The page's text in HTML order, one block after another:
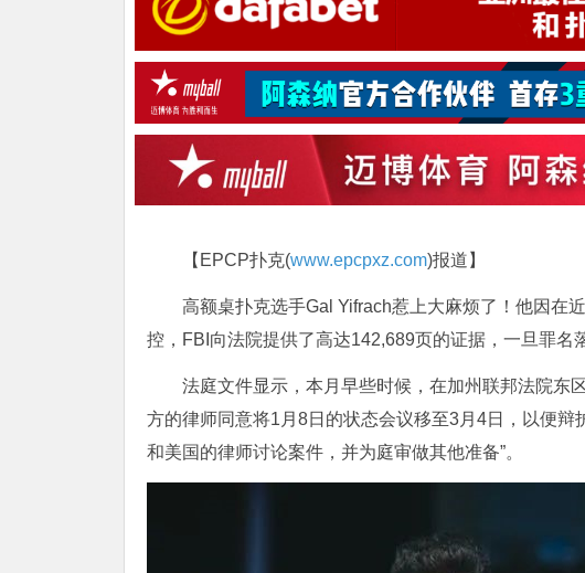
【EPCP扑克(www.epcpxz.com)报道】
高额桌扑克选手Gal Yifrach惹上大麻烦了！他因在
控，FBI向法院提供了高达142,689页的证据，一旦罪名
法庭文件显示，本月早些时候，在加州联邦法院东
方的律师同意将1月8日的状态会议移至3月4日，以便辩
和美国的律师讨论案件，并为庭审做其他准备”。